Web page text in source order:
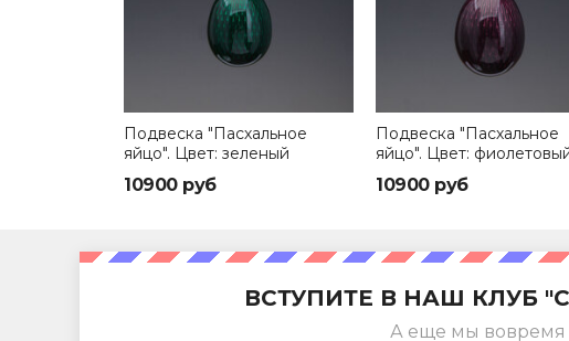
Подвеска "Пасхальное
яйцо". Цвет: зеленый
10900 руб
Подвеска "Пасхальное
яйцо". Цвет:
10900 руб
ВСТУПИТЕ В НАШ КЛУБ
А еще мы вовремя